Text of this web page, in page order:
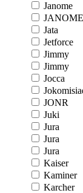
Janome
JANOME
Jata
Jetforce
Jimmy
Jimmy
Jocca
JONR
Juki
Jura
Jura
Jura
Kaiser
Kaminer
Karcher